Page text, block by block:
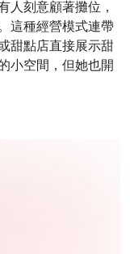
人刻意顧著攤位，
這種經營模式連帶
甜點店直接展示甜
小空間，但她也開